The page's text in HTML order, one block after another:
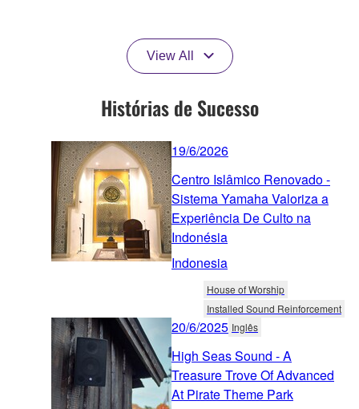
View All
Histórias de Sucesso
19/6/2026
Centro Islâmico Renovado -
Sistema Yamaha Valoriza a
Experiência De Culto na
Indonésia
Indonesia
House of Worship
Installed Sound Reinforcement
20/6/2025 Inglês
High Seas Sound - A
Treasure Trove Of Advanced
At Pirate Theme Park